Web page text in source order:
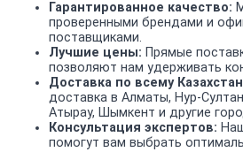
Гарантированное качество:
проверенными брендами и
поставщиками.
Лучшие цены: Прямые
позволяют нам удерживать
Доставка по всему
доставка в Алматы, Нур-
Атырау, Шымкент и другие
Консультация экспертов:
помогут вам выбрать